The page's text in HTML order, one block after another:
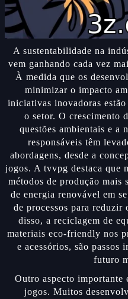
A sustentabilidade na
vem ganhando cada vez
À medida que os
minimizar o impacto
iniciativas inovadoras
o setor. O crescimento
questões ambientais e a
responsáveis têm
abordagens, desde a
jogos. A tvvpg destaca que
métodos de produção mais
de energia renovável em
de processos para reduzir
disso, a reciclagem de
materiais eco-friendly nos
e acessórios, são passos
futuro
Outro aspecto importante
jogos. Muitos